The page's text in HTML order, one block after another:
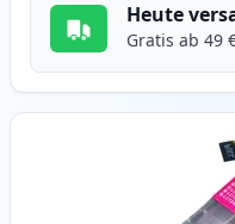
Heute
Gratis ab 49